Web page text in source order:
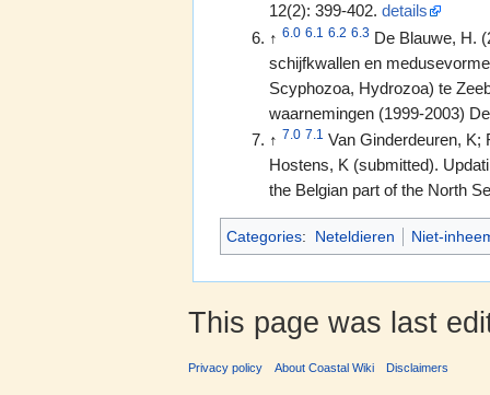
12(2): 399-402. details
↑ 6.0 6.1 6.2 6.3 De Blauwe, H.
schijfkwallen en
Scyphozoa, Hydrozoa) te
waarnemingen (1999-2003)
↑ 7.0 7.1 Van Ginderdeuren, K;
Hostens, K (submitted).
the Belgian part of the North
Categories: Neteldieren Niet-
This page was last
Privacy policy About Coastal Wiki Disclaimers